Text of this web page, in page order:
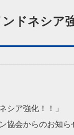
ドネシア強
シア強化！！」
協会からのお知ら